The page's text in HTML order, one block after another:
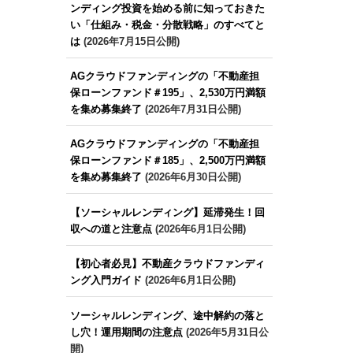
ンディング投資を始める前に知っておきた
い「仕組み・税金・分散戦略」のすべてと
は(2026年7月15日公開)
AGクラウドファンディングの「不動産担
保ローンファンド＃195」、2,530万円満額
を集め募集終了 (2026年7月31日公開)
AGクラウドファンディングの「不動産担
保ローンファンド＃185」、2,500万円満額
を集め募集終了 (2026年6月30日公開)
【ソーシャルレンディング】延滞発生！回
収への道と注意点(2026年6月1日公開)
【初心者必見】不動産クラウドファンディ
ング入門ガイド (2026年6月1日公開)
ソーシャルレンディング、途中解約の落と
し穴！運用期間の注意点(2026年5月31日公
開)